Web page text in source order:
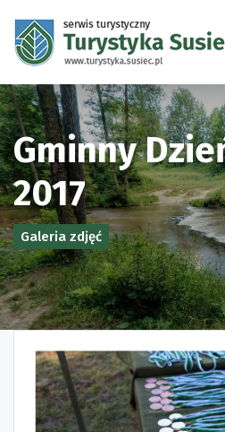
Gminny
2017
Galeria zdjęć